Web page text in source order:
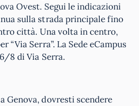
Ovest. Segui le indicazioni
sulla strada principale fino
città. Una volta in centro,
“Via Serra”. La Sede eCampus
8 di Via Serra.
Genova, dovresti scendere